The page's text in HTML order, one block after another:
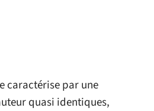
caractérise par une
quasi identiques,